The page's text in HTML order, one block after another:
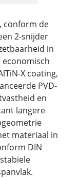
conform de
2-snijder
in
economisch
X coating,
PVD-
en
langere
materiaal in
DIN